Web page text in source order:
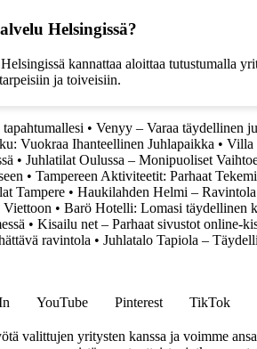
Helsingissä?
kannattaa aloittaa tutustumalla
ja toiveisiin.
• Venyy – Varaa täydellinen
Vuokraa Ihanteellinen Juhlapaikka • Villa
• Juhlatilat Oulussa – Monipuoliset
• Tampereen Aktiviteetit: Parhaat
Tampere • Haukilahden Helmi – Ravintola
Viettoon • Barö Hotelli: Lomasi täydellinen
• Kisailu net – Parhaat sivustot online-
ravintola • Juhlatalo Tapiola –
YouTube Pinterest TikTok
valittujen yritysten kanssa ja voimme